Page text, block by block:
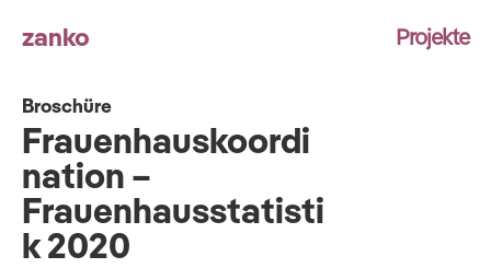
zanko Projekte
Broschüre
Frauenhauskoordi
nation –
Frauenhausstatisti
k 2020